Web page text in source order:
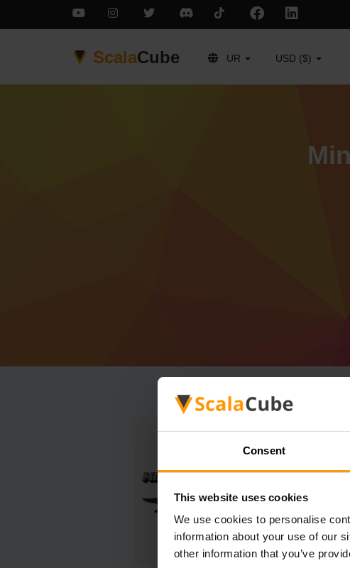
Consent
This website uses cookies
We use cookies to personalise
information about your use of our
other information that you’ve
ScalaCube UR USD ($)